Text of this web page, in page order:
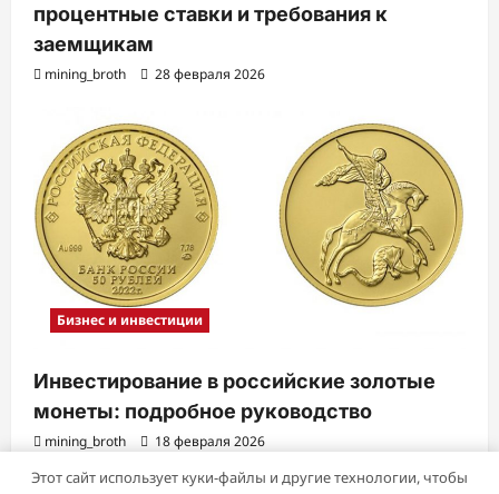
процентные ставки и требования к
заемщикам
mining_broth 28 февраля 2026
Бизнес и инвестиции
Инвестирование в российские золотые
монеты: подробное руководство
mining_broth 18 февраля 2026
Этот сайт использует куки-файлы и другие технологии, чтобы